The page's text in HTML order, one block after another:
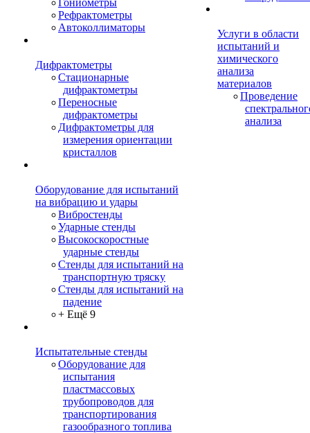
Гониометры
Рефрактометры
Автоколлиматоры
Дифрактометры
Стационарные
дифрактометры
Переносные
дифрактометры
Дифрактометры для
измерения ориентации
кристаллов
Оборудование для испытаний
на вибрацию и удары
Вибростенды
Ударные стенды
Высокоскоростные
ударные стенды
Стенды для испытаний на
транспортную тряску
Стенды для испытаний на
падение
+ Ещё 9
Испытательные стенды
Оборудование для
испытания
пластмассовых
трубопроводов для
транспортирования
газообразного топлива
Услуги в области
испытаний и
химического
анализа
материалов
Проведение
анализа